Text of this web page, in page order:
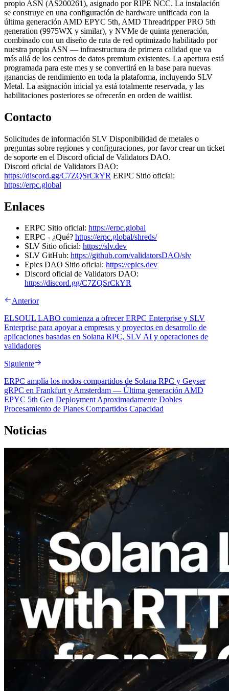
propio ASN (AS200261), asignado por RIPE NCC. La instalación
se construye en una configuración de hardware unificada con la
última generación AMD EPYC 5th, AMD Threadripper PRO 5th
generation (9975WX y similar), y NVMe de quinta generación,
combinado con un diseño de ruta de red optimizado habilitado por
nuestra propia ASN — infraestructura de primera calidad que va
más allá de los centros de datos premium existentes. La apertura está
programada para este mes y se convertirá en la base para nuevas
ganancias de rendimiento en toda la plataforma, incluyendo SLV
Metal. La asignación inicial ya está totalmente reservada, y las
habilitaciones posteriores se ofrecerán en orden de waitlist.
Contacto
Solicitudes de información SLV Disponibilidad de metales o
preguntas sobre regiones y configuraciones, por favor crear un ticket
de soporte en el Discord oficial de Validators DAO.
Discord oficial de Validators DAO:
https://discord.gg/C7ZQSrCkYR ERPC Sitio oficial:
https://erpc.global
Enlaces
ERPC Sitio oficial: https://erpc.global
ERPC - ¿Qué? https://erpc.global/shreds/
SLV Sitio oficial: https://slv.dev
SLV GitHub: https://github.com/validatorsDAO/slv
Epics DAO Sitio oficial: https://epics.dev
Discord oficial de Validators DAO:
https://discord.gg/C7ZQSrCkYR
Anterior
ELSOUL LABO comienza a ofrecer ERPC Enterprise y SLV
Enterprise para apoyar a empresas y proyectos en desarrollo de
aplicaciones basadas en Solana RPC, SLV AI y operaciones de
validadores
Siguiente
ERPC amplía los nodos compartidos de Solana RPC y Geyser
gRPC en Frankfurt y Amsterdam — Última generación AMD
EPYC 5th Gen Deployment Aproximadamente Dobles
Procesamiento de Planes Compartidos Capacidad
Noticias
2026.08.05
ERPC amplía la Leader Slot API de
Solana con medición de ping desde 7
regiones globales — También se lanza la
Validators Information API
Leer este artículo